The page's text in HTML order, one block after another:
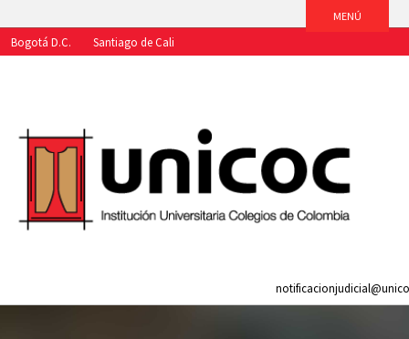
Bogotá D.C.
Santiago de Cali